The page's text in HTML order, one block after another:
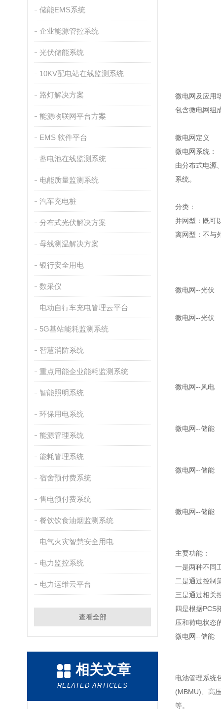
储能EMS系统
企业能源管控系统
光伏储能系统
10KV配电站在线监测系统
路灯解决方案
能源物联网平台方案
EMS 软件平台
蓄电池在线监测系统
电能质量监测系统
汽车充电桩
分布式光伏解决方案
母线测温解决方案
银行安全用电
数采仪
电动自行车充电管理云平台
5G基站能耗监测系统
智慧消防系统
重点用能企业能耗监测系统
智能照明系统
环保用电系统
能源管理系统
能耗管理系统
宿舍预付费系统
售电预付费系统
餐饮饮食油烟监测系统
电气火灾智慧安全用电
电力监控系统
电力运维云平台
查看全部
相关文章
RELATED ARTICLES
微电网及应用
包含微电网组
微电网定义
微电网系统：
由分布式电源
系统。
分类：
并网型：既可
离网型：不与
微电网--光伏
微电网--光伏
微电网--风电
微电网--储能
微电网--储能
微电网--储能
主要功能：
一是两种不同
二是通过控制
三是通过相关
四是根据PCS
压和荷电状态
微电网--储能
电池管理系统
(MBMU)、高
等。